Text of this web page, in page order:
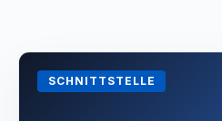
SCHNITTSTELLE